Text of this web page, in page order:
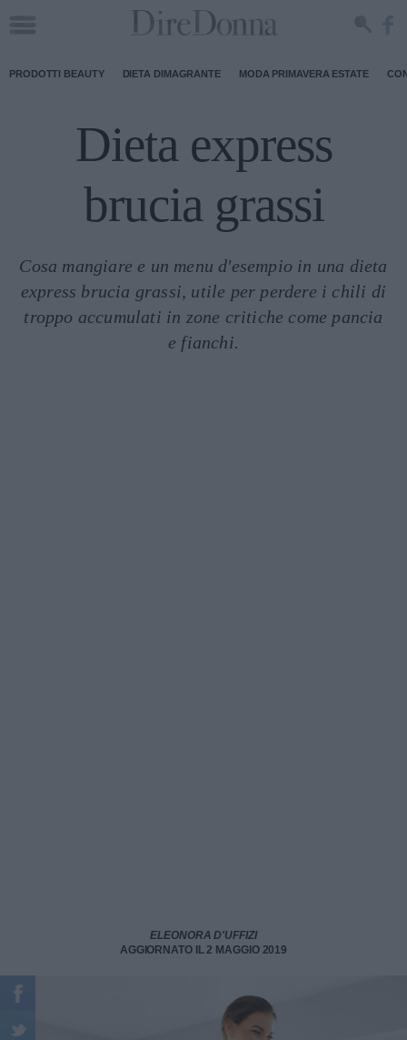
PRODOTTI BEAUTY DIETA DIMAGRANTE MODA PRIMAVERA ESTATE
Dieta express
brucia grassi
Cosa mangiare e un menu d'esempio in una dieta
express brucia grassi, utile per perdere i chili di
troppo accumulati in zone critiche come pancia
e fianchi.
ELEONORA D'UFFIZI
AGGIORNATO IL 2 MAGGIO 2019